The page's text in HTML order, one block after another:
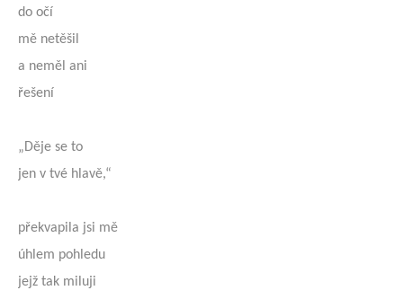
do očí
mě netěšil
a neměl ani
řešení
„Děje se to
jen v tvé hlavě,“
překvapila jsi mě
úhlem pohledu
jejž tak miluji